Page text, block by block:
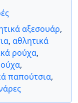
αξεσουάρ,
, αθλητικά
ρούχα,
,
παπούτσια,